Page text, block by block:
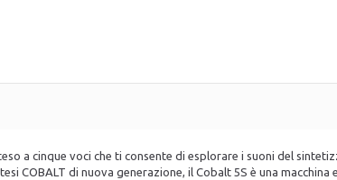
a cinque voci che ti consente di esplorare i suoni del
COBALT di nuova generazione, il Cobalt 5S è una